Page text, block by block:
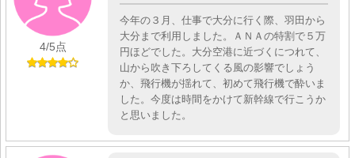
4/5点
今年の３月、仕事で大分に行く際、羽田から
大分まで利用しました。ＡＮＡの特割で５万
円ほどでした。大分空港に近づくにつれて、
山から吹き下ろしてくる風の影響でしょう
か、飛行機が揺れて、初めて飛行機で酔いま
した。今度は時間をかけて新幹線で行こうか
と思いました。